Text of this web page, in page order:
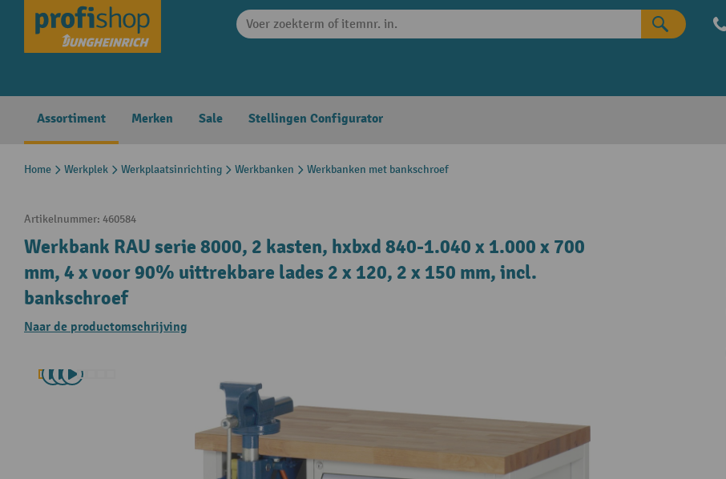
Skip to main navigation
Assortiment Merken Sale Stellingen Configurator
Home Werkplek Werkplaatsinrichting Werkbanken Werkbanken met bankschroef
Artikelnummer: 460584
Werkbank RAU serie 8000, 2 kasten, hxbxd 840-1.040 x 1.000 x 700
mm, 4 x voor 90% uittrekbare lades 2 x 120, 2 x 150 mm, incl.
bankschroef
Naar de productomschrijving